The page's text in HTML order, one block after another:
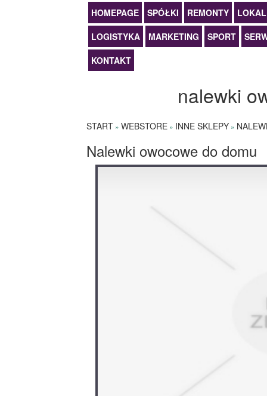
HOMEPAGE SPÓŁKI REMONTY
LOGISTYKA
MARKETING SPORT
KONTAKT
nalewki
START » WEBSTORE » INNE SKLEPY »
Nalewki owocowe do domu